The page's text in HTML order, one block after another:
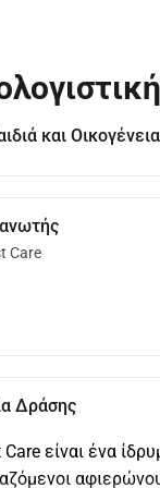
και Οικογένεια
Care
Δράσης
είναι ένα